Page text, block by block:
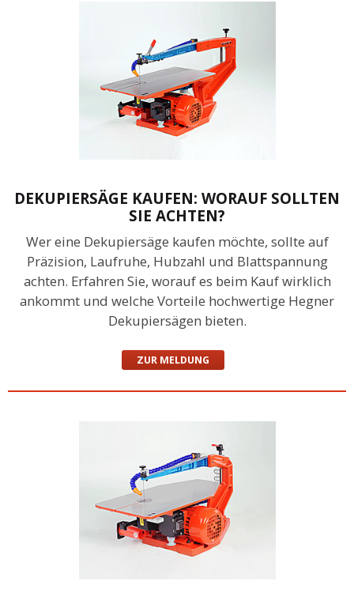
DEKUPIERSÄGE KAUFEN: WORAUF SOLLTEN
SIE ACHTEN?
Wer eine Dekupiersäge kaufen möchte, sollte auf
Präzision, Laufruhe, Hubzahl und Blattspannung
achten. Erfahren Sie, worauf es beim Kauf wirklich
ankommt und welche Vorteile hochwertige Hegner
Dekupiersägen bieten.
ZUR MELDUNG